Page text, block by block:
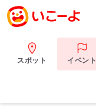
スポット イベント